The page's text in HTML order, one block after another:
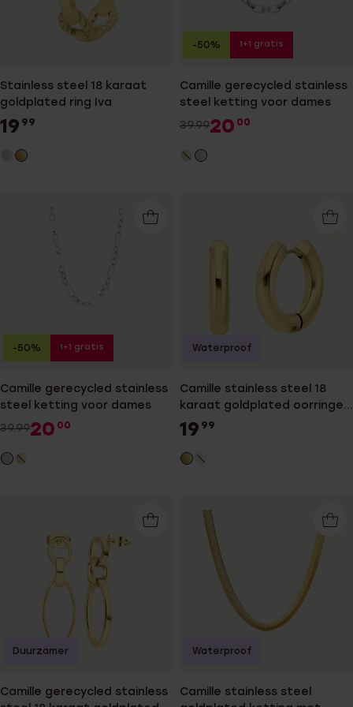
Stainless steel 18 karaat
goldplated ring Iva
19 99
Camille gerecycled stainless
steel ketting voor dames
39.9920 00
-50% 1+1 gratis
Camille gerecycled stainless
steel ketting voor dames
39.9920 00
-50% 1+1 gratis
Camille stainless steel 18
karaat goldplated oorringen
voor dames
19 99
Waterproof
Camille gerecycled stainless
Duurzamer
Camille stainless steel
Waterproof